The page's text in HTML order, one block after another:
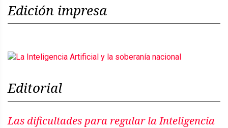
Edición impresa
Editorial
Las dificultades para regular la Inteligencia